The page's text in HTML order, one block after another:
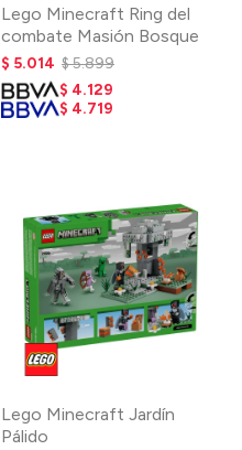
Lego Minecraft Ring del
combate Masión Bosque
$ 5.014 $5.899
$ 4.129
$ 4.719
Lego Minecraft Jardín
Pálido